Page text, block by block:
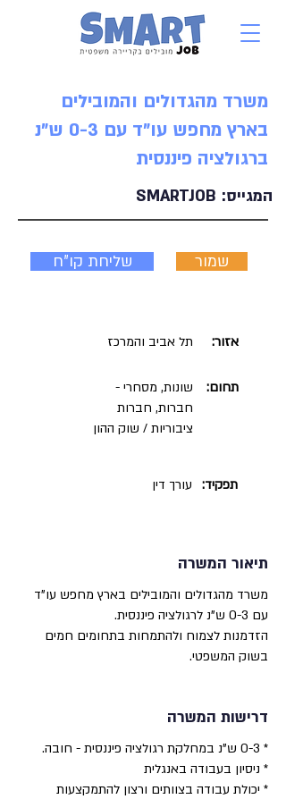
משרד מהגדולים והמובילים
בארץ מחפש עו"ד עם 0-3 ש"נ
ברגולציה פיננסית
SMARTJOB המגייס:
שליחת קו"ח שמור
תל אביב והמרכז אזור:
שונות, מסחרי -
חברות, חברות
ציבוריות / שוק ההון
תחום:
עורך דין תפקיד:
תיאור המשרה
משרד מהגדולים והמובילים בארץ מחפש עו"ד
עם 0-3 ש"נ לרגולציה פיננסית.
הזדמנות לצמוח ולהתמחות בתחומים חמים
בשוק המשפטי.
דרישות המשרה
* 0-3 ש"נ במחלקת רגולציה פיננסית - חובה.
* ניסיון בעבודה באנגלית
* יכולת עבודה בצוותים ורצון להתמקצעות